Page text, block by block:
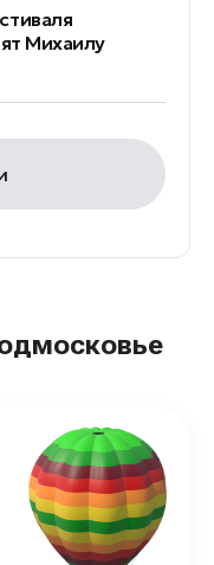
Михаилу